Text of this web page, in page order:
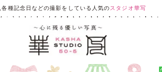
種記念日などの撮影をしている人気のスタジオ華写
フォトギャラ
プラン
華写につい
店舗情報＆ア